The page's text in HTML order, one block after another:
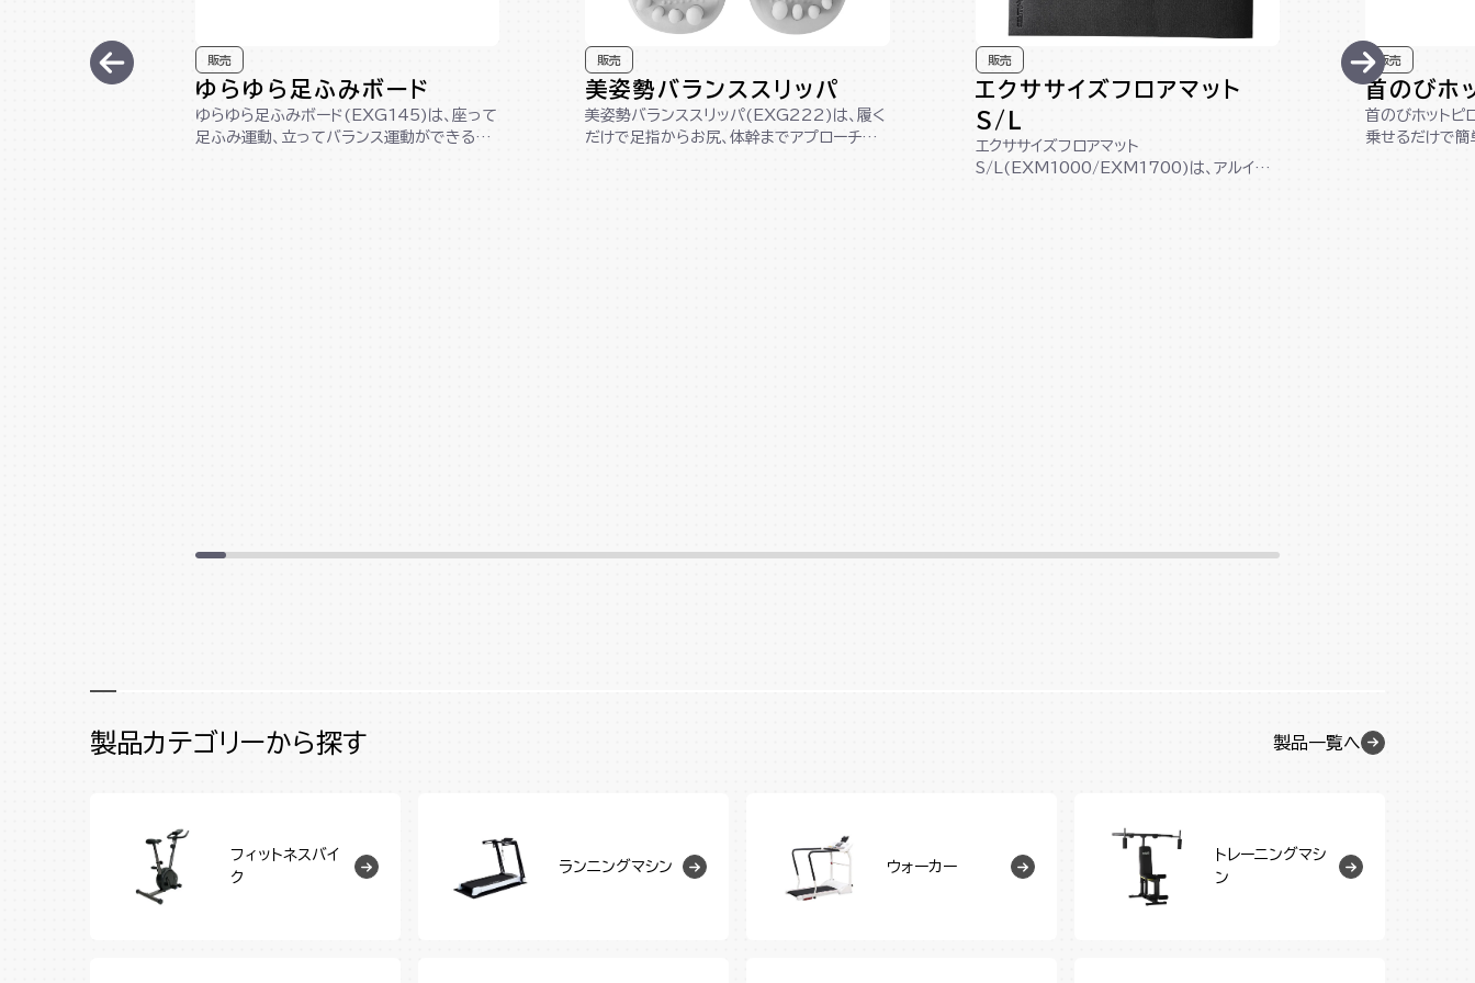
販売
ゆらゆら足ふみボード
ゆらゆら足ふみボード(EXG145)は、座って
足ふみ運動、立ってバランス運動ができる1
販売
美姿勢バランススリッパ
美姿勢バランススリッパ(EXG222)は、履く
だけで足指からお尻、体幹までアプローチし、
販売
エクササイズフロアマット
S/L
エクササイズフロアマット
S/L(EXM1000/EXM1700)は、アルイン
販売
首のびホ
首のびホット
乗せるだけで簡
製品カテゴリーから探す 製品一覧へ
フィットネスバイ
ク
ランニングマシン ウォーカー
トレーニングマシ
ン